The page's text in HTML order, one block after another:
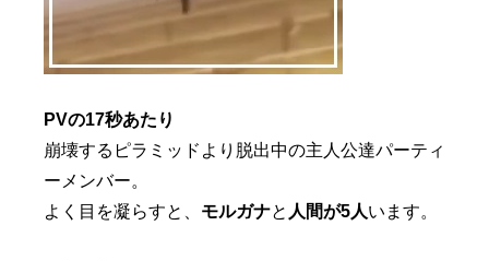
PVの17秒あたり
崩壊するピラミッドより脱出中の主人公達パーティ
ーメンバー。
よく目を凝らすと、 モルガナと 人間が5人います。